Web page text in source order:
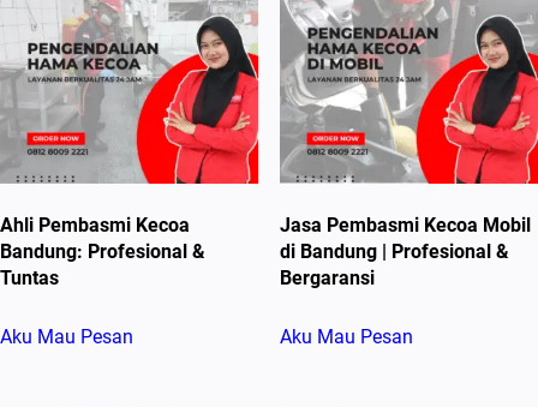
Ahli Pembasmi Kecoa
Bandung: Profesional &
Tuntas
Aku Mau Pesan
Jasa Pembasmi Kecoa Mobil
di Bandung | Profesional &
Bergaransi
Aku Mau Pesan